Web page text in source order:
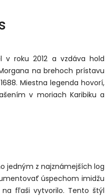
v roku 2012 a vzdáva hold
na brehoch prístavu
Miestna legenda hovorí,
v moriach Karibiku a
jedným z najznámejších log
úspechom imidžu
fľaši vytvorilo. Tento štýl